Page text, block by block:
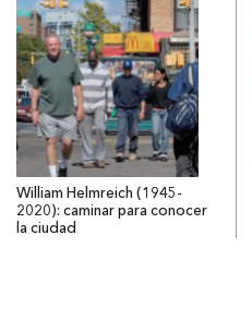
William Helmreich (1945-
2020): caminar para conocer
la ciudad